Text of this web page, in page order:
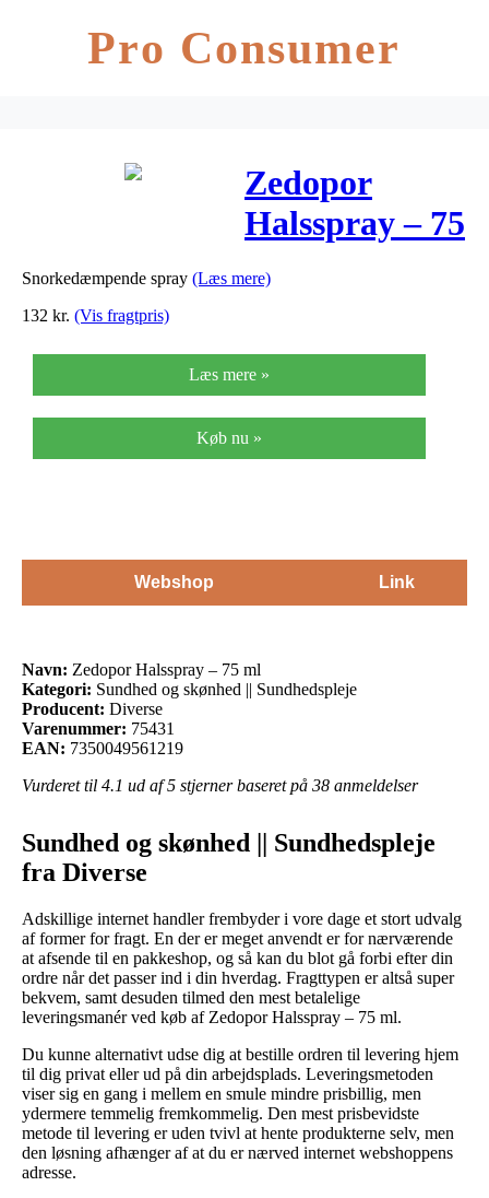
Pro Consumer
Zedopor
Halsspray – 75
ml
Snorkedæmpende spray (Læs mere)
132 kr. (Vis fragtpris)
Læs mere »
Køb nu »
Webshop Link
Navn: Zedopor Halsspray – 75 ml
Kategori: Sundhed og skønhed || Sundhedspleje
Producent: Diverse
Varenummer: 75431
EAN: 7350049561219
Vurderet til 4.1 ud af 5 stjerner baseret på 38 anmeldelser
Sundhed og skønhed || Sundhedspleje
fra Diverse
Adskillige internet handler frembyder i vore dage et stort udvalg
af former for fragt. En der er meget anvendt er for nærværende
at afsende til en pakkeshop, og så kan du blot gå forbi efter din
ordre når det passer ind i din hverdag. Fragttypen er altså super
bekvem, samt desuden tilmed den mest betalelige
leveringsmanér ved køb af Zedopor Halsspray – 75 ml.
Du kunne alternativt udse dig at bestille ordren til levering hjem
til dig privat eller ud på din arbejdsplads. Leveringsmetoden
viser sig en gang i mellem en smule mindre prisbillig, men
ydermere temmelig fremkommelig. Den mest prisbevidste
metode til levering er uden tvivl at hente produkterne selv, men
den løsning afhænger af at du er nærved internet webshoppens
adresse.